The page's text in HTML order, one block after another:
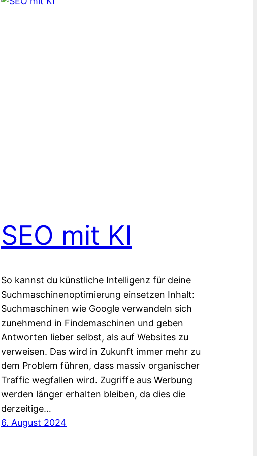
SEO mit KI
So kannst du künstliche Intelligenz für deine
Suchmaschinenoptimierung einsetzen Inhalt:
Suchmaschinen wie Google verwandeln sich
zunehmend in Findemaschinen und geben
Antworten lieber selbst, als auf Websites zu
verweisen. Das wird in Zukunft immer mehr zu
dem Problem führen, dass massiv organischer
Traffic wegfallen wird. Zugriffe aus Werbung
werden länger erhalten bleiben, da dies die
derzeitige…
6. August 2024